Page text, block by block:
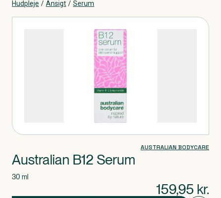
Hudpleje / Ansigt / Serum
AUSTRALIAN BODYCARE
Australian B12 Serum
30 ml
159,95 kr.